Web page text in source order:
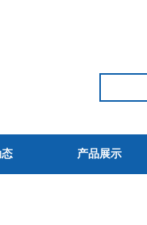
产品展示